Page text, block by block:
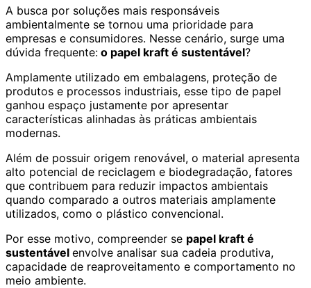
A busca por soluções mais responsáveis
ambientalmente se tornou uma prioridade para
empresas e consumidores. Nesse cenário, surge uma
dúvida frequente: o papel kraft é sustentável?
Amplamente utilizado em embalagens, proteção de
produtos e processos industriais, esse tipo de papel
ganhou espaço justamente por apresentar
características alinhadas às práticas ambientais
modernas.
Além de possuir origem renovável, o material apresenta
alto potencial de reciclagem e biodegradação, fatores
que contribuem para reduzir impactos ambientais
quando comparado a outros materiais amplamente
utilizados, como o plástico convencional.
Por esse motivo, compreender se papel kraft é
sustentável envolve analisar sua cadeia produtiva,
capacidade de reaproveitamento e comportamento no
meio ambiente.